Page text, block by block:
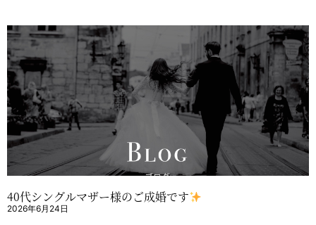
40代シングルマザー様のご成婚です
2026年6月24日